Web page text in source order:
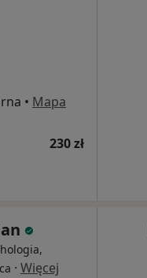
• Mapa
230 zł
· Więcej